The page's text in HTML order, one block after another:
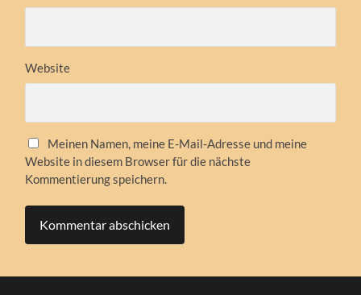
Website
Meinen Namen, meine E-Mail-Adresse und meine
Website in diesem Browser für die nächste
Kommentierung speichern.